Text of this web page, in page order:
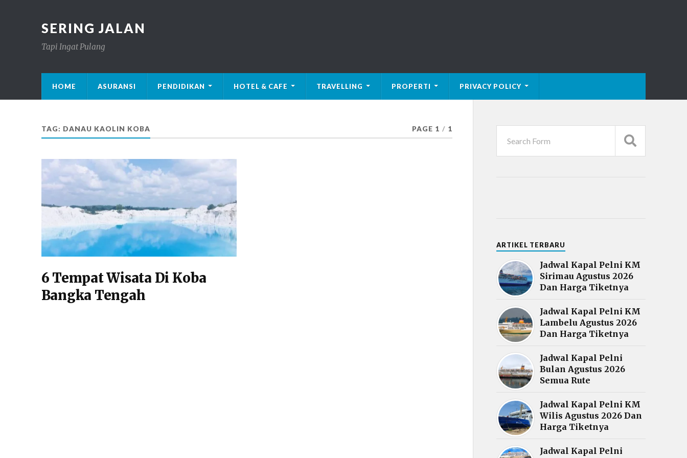
SERING JALAN
Tapi Ingat Pulang
HOME ASURANSI PENDIDIKAN HOTEL & CAFE TRAVELLING PROPERTI PRIVACY POLICY
TAG: DANAU KAOLIN KOBA PAGE 1 / 1
6 Tempat Wisata Di Koba
Bangka Tengah
ARTIKEL TERBARU
Jadwal Kapal Pelni KM
Sirimau Agustus 2026
Dan Harga Tiketnya
Jadwal Kapal Pelni KM
Lambelu Agustus 2026
Dan Harga Tiketnya
Jadwal Kapal Pelni
Bulan Agustus 2026
Semua Rute
Jadwal Kapal Pelni KM
Wilis Agustus 2026 Dan
Harga Tiketnya
Jadwal Kapal Pelni